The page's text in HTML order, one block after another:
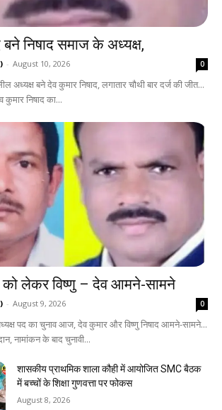
बने निषाद समाज के अध्यक्ष,
- August 10, 2026 0
अध्यक्ष बने देव कुमार निषाद, लगातार चौथी बार दर्ज की जीत...
कुमार निषाद का...
लेकर विष्णु – देव आमने-सामने
- August 9, 2026 0
पद का चुनाव आज, देव कुमार और विष्णु निषाद आमने-सामने...
नामांकन के बाद चुनावी...
शासकीय प्राथमिक शाला कौही में आयोजित SMC बैठक
में बच्चों के शिक्षा गुणवत्ता पर फोकस
August 8, 2026